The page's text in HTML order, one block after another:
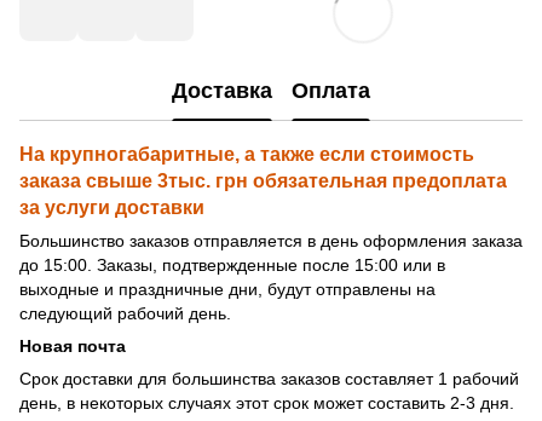
Доставка Оплата
На крупногабаритные, а также если стоимость
заказа свыше 3тыс. грн обязательная предоплата
за услуги доставки
Большинство заказов отправляется в день оформления заказа
до 15:00. Заказы, подтвержденные после 15:00 или в
выходные и праздничные дни, будут отправлены на
следующий рабочий день.
Новая почта
Срок доставки для большинства заказов составляет 1 рабочий
день, в некоторых случаях этот срок может составить 2-3 дня.